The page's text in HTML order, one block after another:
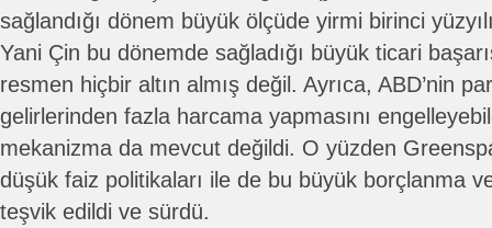
sağlandığı dönem büyük ölçüde yirmi birinci
Yani Çin bu dönemde sağladığı büyük ticari
resmen hiçbir altın almış değil. Ayrıca, ABD’nin
gelirlerinden fazla harcama yapmasını
mekanizma da mevcut değildi. O yüzden
düşük faiz politikaları ile de bu büyük borçlanma
teşvik edildi ve sürdü.